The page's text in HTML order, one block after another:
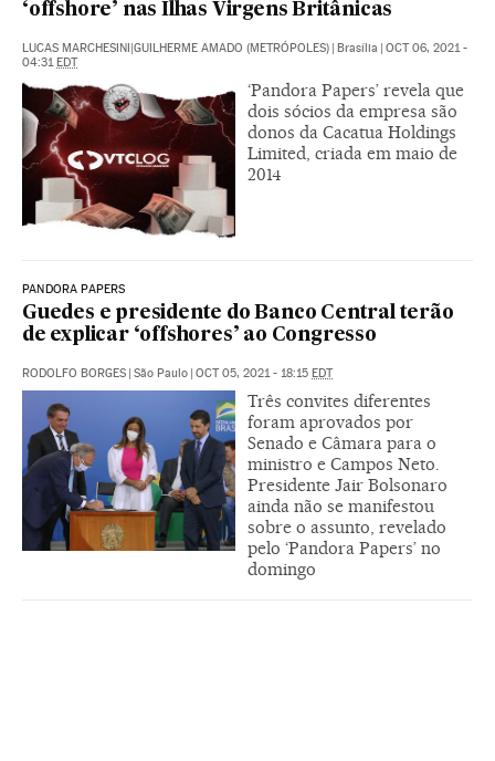
‘offshore’ nas Ilhas Virgens Britânicas
LUCAS MARCHESINI|GUILHERME AMADO (METRÓPOLES) | Brasília | OCT 06, 2021 -
04:31EDT
‘Pandora Papers’ revela que
dois sócios da empresa são
donos da Cacatua Holdings
Limited, criada em maio de
2014
PANDORA PAPERS
Guedes e presidente do Banco Central terão
de explicar ‘offshores’ ao Congresso
RODOLFO BORGES | São Paulo | OCT 05, 2021 - 18:15 EDT
Três convites diferentes
foram aprovados por
Senado e Câmara para o
ministro e Campos Neto.
Presidente Jair Bolsonaro
ainda não se manifestou
sobre o assunto, revelado
pelo ‘Pandora Papers’ no
domingo